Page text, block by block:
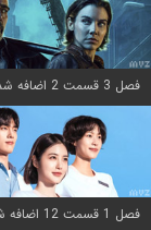
فصل 3 قسمت 2 اضافه شد
فصل 1 قسمت 12 اضافه شد